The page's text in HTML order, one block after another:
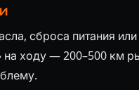
сброса питания
на ходу — 200–500 км